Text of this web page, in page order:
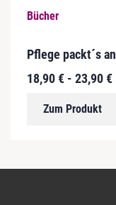
Bücher
Pflege packt´s an
18,90€ - 23,90€
Zum Produkt
D
e
s
e
u